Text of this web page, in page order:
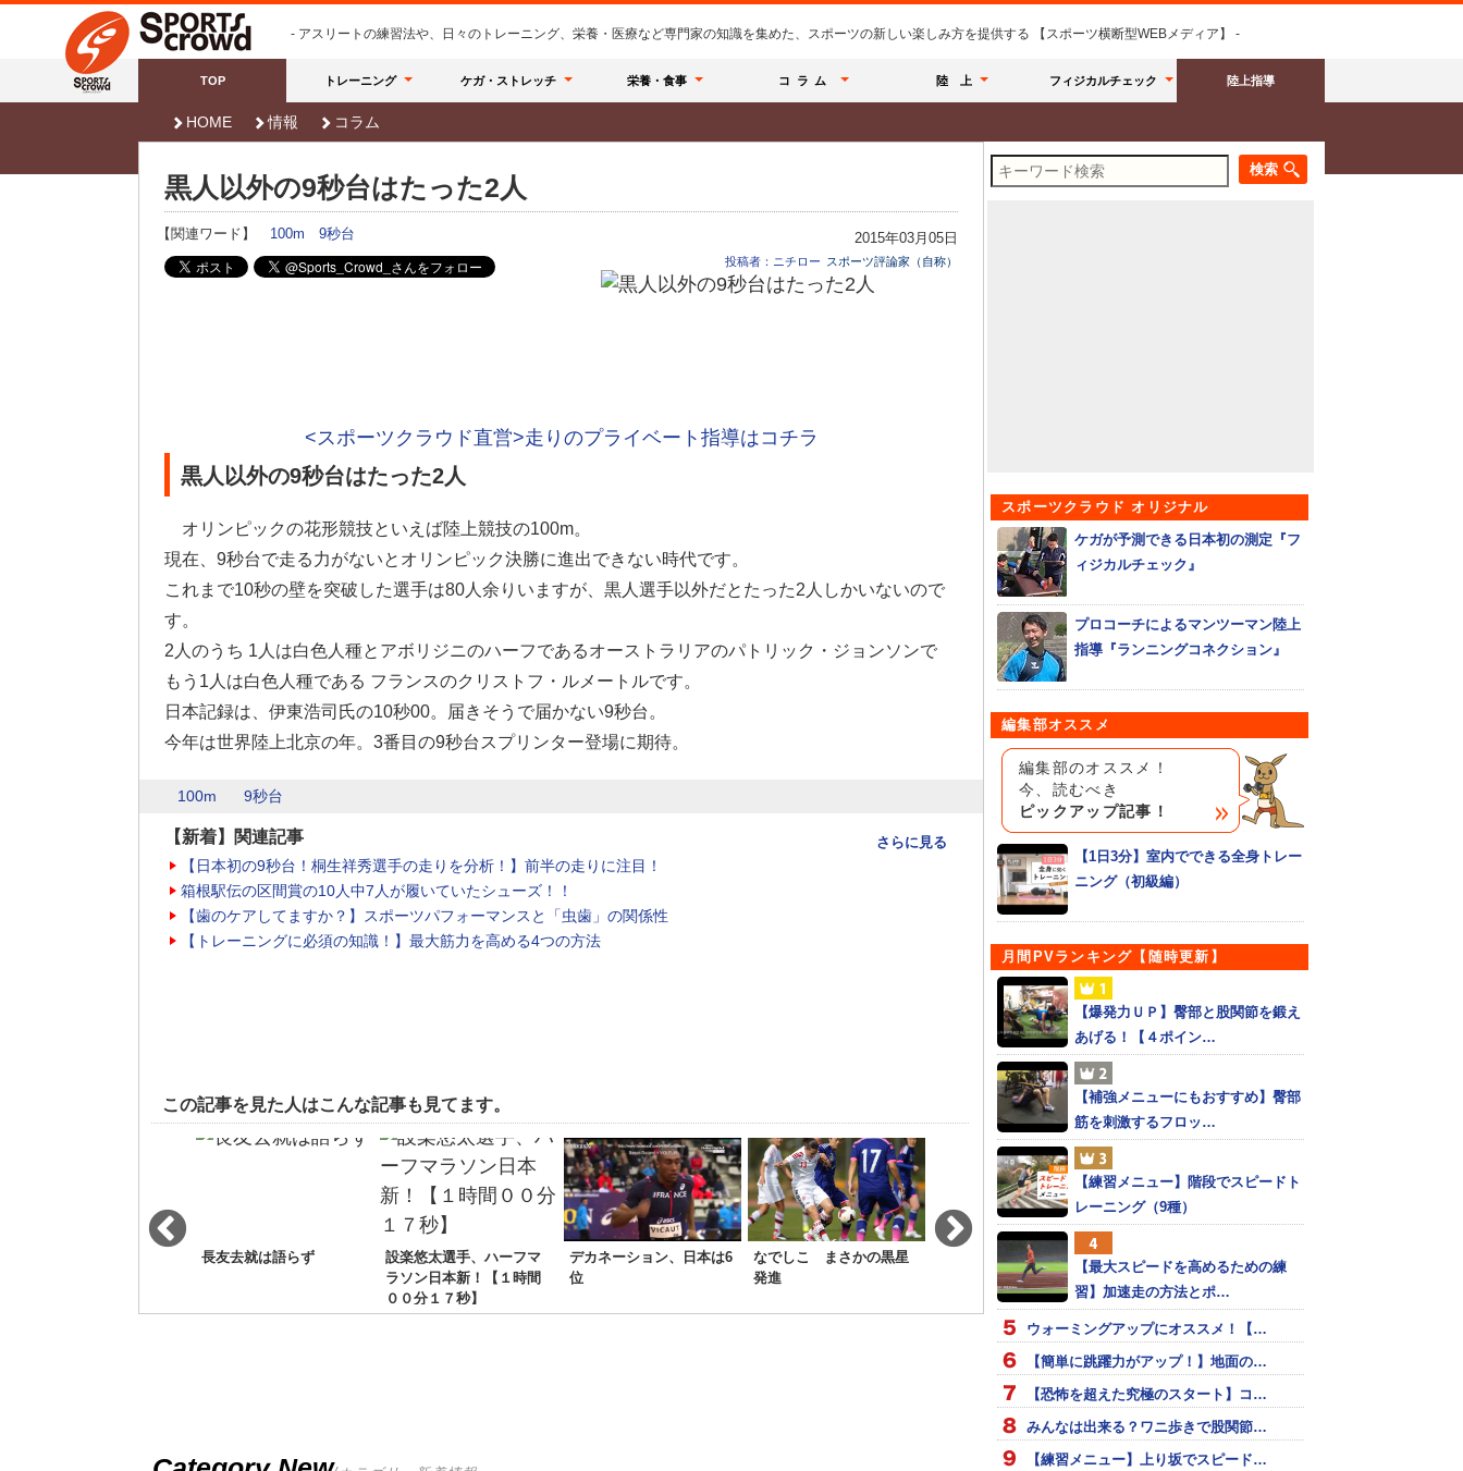
- アスリートの練習法や、日々のトレーニング、栄養・医療など専門家の知識を集めた、スポーツの新しい楽しみ方を提供する 【スポーツ横断型WEBメディア】 -
TOP トレーニング ケガ・ストレッチ 栄養・食事 コラム 陸 上 フィジカルチェック 陸上指導
HOME 情報 コラム
黒人以外の9秒台はたった2人
【関連ワード】 100m 9秒台 2015年03月05日
投稿者：ニチロー スポーツ評論家（自称）
<スポーツクラウド直営>走りのプライベート指導はコチラ
黒人以外の9秒台はたった2人
オリンピックの花形競技といえば陸上競技の100m。
現在、9秒台で走る力がないとオリンピック決勝に進出できない時代です。
これまで10秒の壁を突破した選手は80人余りいますが、黒人選手以外だとたった2人しかいないので
す。
2人のうち 1人は白色人種とアボリジニのハーフであるオーストラリアのパトリック・ジョンソンで
もう1人は白色人種である フランスのクリストフ・ルメートルです。
日本記録は、伊東浩司氏の10秒00。届きそうで届かない9秒台。
今年は世界陸上北京の年。3番目の9秒台スプリンター登場に期待。
100m 9秒台
【新着】関連記事 さらに見る
【日本初の9秒台！桐生祥秀選手の走りを分析！】前半の走りに注目！
箱根駅伝の区間賞の10人中7人が履いていたシューズ！！
【歯のケアしてますか？】スポーツパフォーマンスと「虫歯」の関係性
【トレーニングに必須の知識！】最大筋力を高める4つの方法
この記事を見た人はこんな記事も見てます。
長友去就は語らず
設楽悠太選手、ハーフマ
ラソン日本新！【１時間
００分１７秒】
デカネーション、日本は6
位
なでしこ まさかの黒星
発進
今年40歳！歳なんて関係
無し！キム・コリンズ
2016年の初戦から見事な
走り
【東京マラソン】設楽悠
太選手が１６年ぶりの日
本新記録！
スポーツクラウド オリジナル
ケガが予測できる日本初の測定『フ
ィジカルチェック』
プロコーチによるマンツーマン陸上
指導『ランニングコネクション』
編集部オススメ
編集部のオススメ！
今、読むべき
ピックアップ記事！
【1日3分】室内でできる全身トレー
ニング（初級編）
月間PVランキング【随時更新】
【爆発力ＵＰ】臀部と股関節を鍛え
あげる！【４ポイン…
【補強メニューにもおすすめ】臀部
筋を刺激するフロッ…
【練習メニュー】階段でスピードト
レーニング（9種）
【最大スピードを高めるための練
習】加速走の方法とポ…
ウォーミングアップにオススメ！【…
【簡単に跳躍力がアップ！】地面の…
【恐怖を超えた究極のスタート】コ…
みんなは出来る？ワニ歩きで股関節…
【練習メニュー】上り坂でスピード…